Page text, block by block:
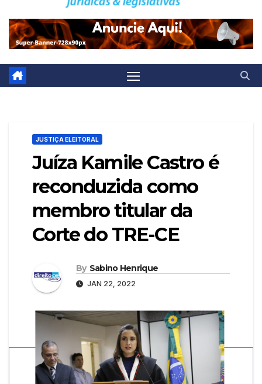
JUSTIÇA ELEITORAL
Juíza Kamile Castro é
reconduzida como
membro titular da
Corte do TRE-CE
By Sabino Henrique
JAN 22, 2022